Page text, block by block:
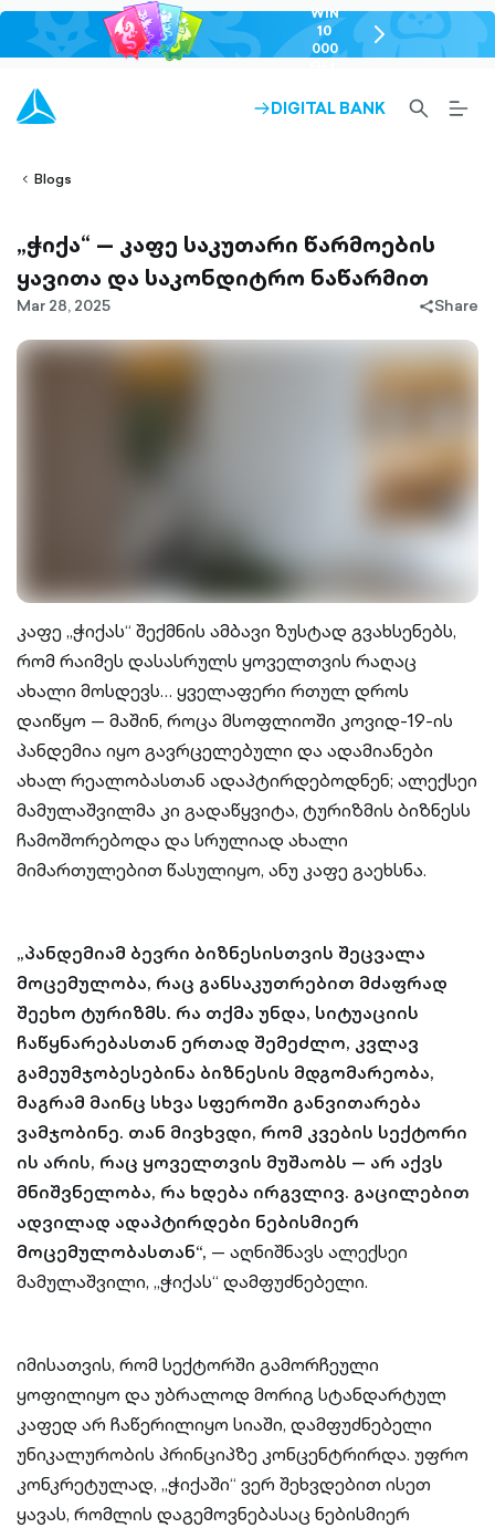
WIN
10
000
chevron-
right-
ARROW-
DIGITAL BANK
SEARCH-
OUTLINED
Blogs
„ჭიქა“ — კაფე საკუთარი წარმოების
ყავითა და საკონდიტრო ნაწარმით
Mar 28, 2025
share-
Share
კაფე „ჭიქას“ შექმნის ამბავი ზუსტად გვახსენებს,
რომ რაიმეს დასასრულს ყოველთვის რაღაც
ახალი მოსდევს… ყველაფერი რთულ დროს
დაიწყო — მაშინ, როცა მსოფლიოში კოვიდ-19-ის
პანდემია იყო გავრცელებული და ადამიანები
ახალ რეალობასთან ადაპტირდებოდნენ; ალექსეი
მამულაშვილმა კი გადაწყვიტა, ტურიზმის ბიზნესს
ჩამოშორებოდა და სრულიად ახალი
მიმართულებით წასულიყო, ანუ კაფე გაეხსნა.
„პანდემიამ ბევრი ბიზნესისთვის შეცვალა
მოცემულობა, რაც განსაკუთრებით მძაფრად
შეეხო ტურიზმს. რა თქმა უნდა, სიტუაციის
ჩაწყნარებასთან ერთად შემეძლო, კვლავ
გამეუმჯობესებინა ბიზნესის მდგომარეობა,
მაგრამ მაინც სხვა სფეროში განვითარება
ვამჯობინე. თან მივხვდი, რომ კვების სექტორი
ის არის, რაც ყოველთვის მუშაობს — არ აქვს
მნიშვნელობა, რა ხდება ირგვლივ. გაცილებით
ადვილად ადაპტირდები ნებისმიერ
მოცემულობასთან“, — აღნიშნავს ალექსეი
მამულაშვილი, „ჭიქას“ დამფუძნებელი.
იმისათვის, რომ სექტორში გამორჩეული
ყოფილიყო და უბრალოდ მორიგ სტანდარტულ
კაფედ არ ჩაწერილიყო სიაში, დამფუძნებელი
უნიკალურობის პრინციპზე კონცენტრირდა. უფრო
კონკრეტულად, „ჭიქაში“ ვერ შეხვდებით ისეთ
ყავას, რომლის დაგემოვნებასაც ნებისმიერ